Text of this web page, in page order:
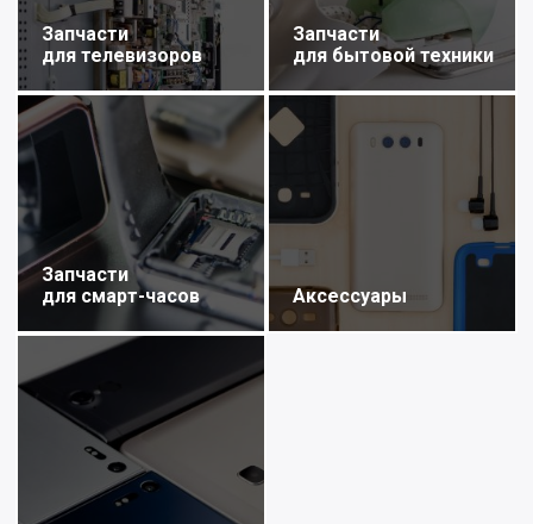
Запчасти
для телевизоров
Запчасти
для бытовой техники
Запчасти
для смарт-часов
Аксессуары